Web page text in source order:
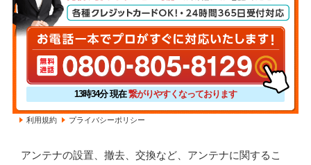
13時34分 現在繋がりやすくなっております
利用規約 プライバシーポリシー
アンテナの設置、撤去、交換など、アンテナに関するこ